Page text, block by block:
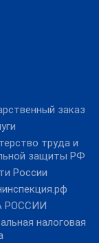
заказ
труда и
защиты РФ
России
РОССИИ
налоговая